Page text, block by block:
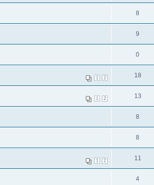
8
9
0
1 2 18
1 2 13
8
8
1 2 11
4